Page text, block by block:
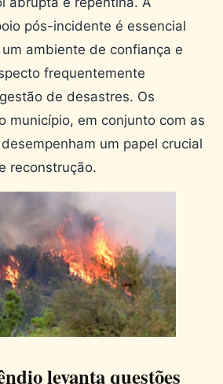
pós-incidente é essencial
ambiente de confiança e
frequentemente
de desastres. Os
município, em conjunto com as
um papel crucial
reconstrução.
levanta questões